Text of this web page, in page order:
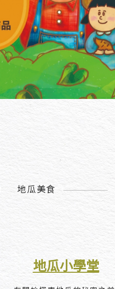
地瓜美食
地瓜小學堂